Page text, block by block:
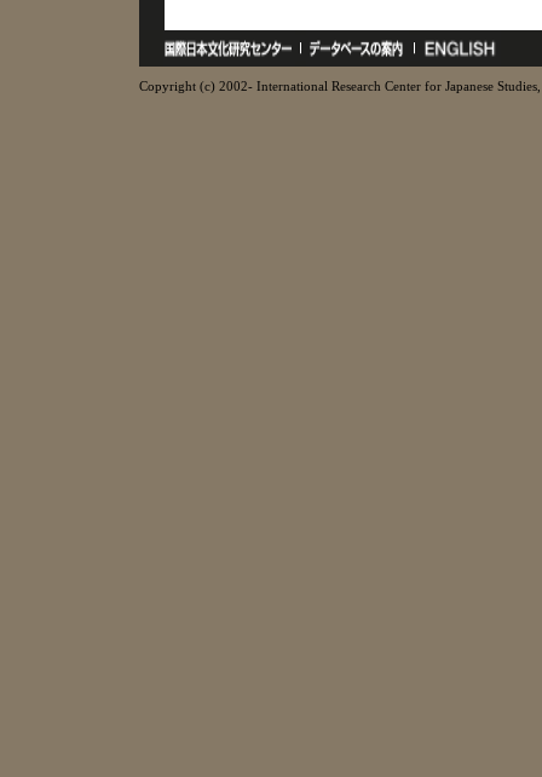
Copyright (c) 2002- International Research Center for Japanese